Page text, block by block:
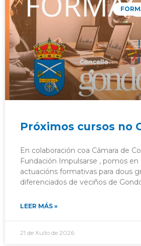
Próximos cursos no
En colaboración coa Cámara de
Fundación Impulsarse , pomos en
actuacións formativas para dous
diferenciados de veciños de
LEER MÁS »
21 de Xullo de 2026